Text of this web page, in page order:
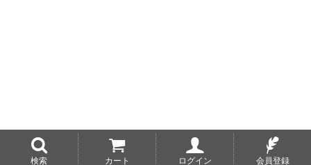
検索 カート ログイン 会員登録